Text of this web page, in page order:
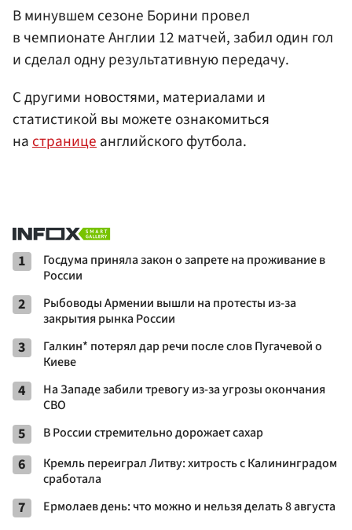
В минувшем сезоне Борини провел
в чемпионате Англии 12 матчей, забил один гол
и сделал одну результативную передачу.
С другими новостями, материалами и
статистикой вы можете ознакомиться
на странице английского футбола.
1
Госдума приняла закон о запрете на проживание в
России
2
Рыбоводы Армении вышли на протесты из-за
закрытия рынка России
3
Галкин* потерял дар речи после слов Пугачевой о
Киеве
4
На Западе забили тревогу из-за угрозы окончания
СВО
5 В России стремительно дорожает сахар
6
Кремль переиграл Литву: хитрость с Калининградом
сработала
7 Ермолаев день: что можно и нельзя делать 8 августа